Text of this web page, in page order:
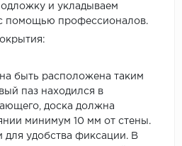
и укладываем
помощью профессионалов.
быть расположена таким
паз находился в
доска должна
минимум 10 мм от стены.
для удобства фиксации. В